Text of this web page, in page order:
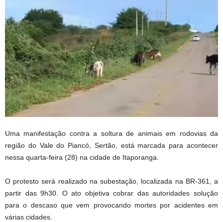
Uma manifestação contra a soltura de animais em rodovias da
região do Vale do Piancó, Sertão, está marcada para acontecer
nessa quarta-feira (28) na cidade de Itaporanga.
O protesto será realizado na subestação, localizada na BR-361, a
partir das 9h30. O ato objetiva cobrar das autoridades solução
para o descaso que vem provocando mortes por acidentes em
várias cidades.